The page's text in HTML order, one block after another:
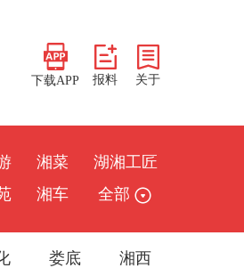
下载APP 报料 关于
湘菜
湖湘工匠
湘车 全部
娄底 湘西